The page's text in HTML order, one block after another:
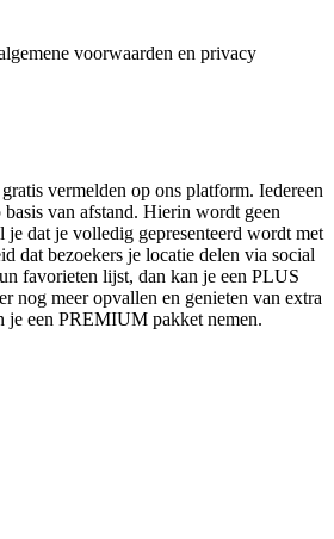
voorwaarden en privacy
vermelden op ons platform. Iedereen
van afstand. Hierin wordt geen
je dat je volledig gepresenteerd wordt met
dat bezoekers je locatie delen via social
favorieten lijst, dan kan je een PLUS
nog meer opvallen en genieten van extra
je een PREMIUM pakket nemen.